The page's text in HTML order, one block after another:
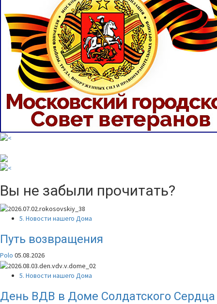
Вы не забыли прочитать?
5. Новости нашего Дома
Путь возвращения
Polo 05.08.2026
5. Новости нашего Дома
День ВДВ в Доме Солдатского Сердца